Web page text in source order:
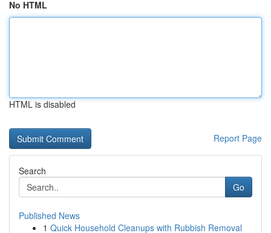
No HTML
HTML is disabled
Report Page
Search
Go
Published News
1 Quick Household Cleanups with Rubbish Removal